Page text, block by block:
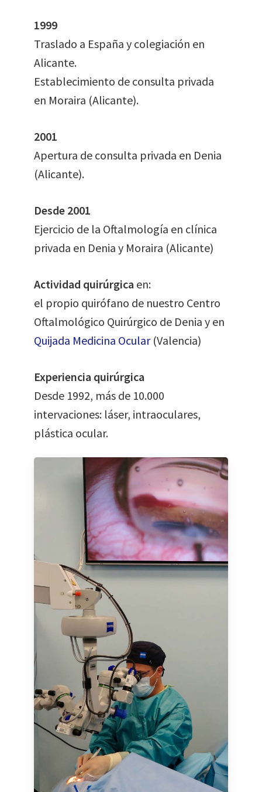
1999
Traslado a España y colegiación en
Alicante.
Establecimiento de consulta privada
en Moraira (Alicante).
2001
Apertura de consulta privada en Denia
(Alicante).
Desde 2001
Ejercicio de la Oftalmología en clínica
privada en Denia y Moraira (Alicante)
Actividad quirúrgica en:
el propio quirófano de nuestro Centro
Oftalmológico Quirúrgico de Denia y en
Quijada Medicina Ocular(Valencia)
Experiencia quirúrgica
Desde 1992, más de 10.000
intervaciones: láser, intraoculares,
plástica ocular.